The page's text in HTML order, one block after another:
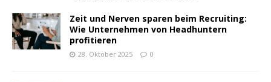
Zeit und Nerven sparen beim Recruiting:
Wie Unternehmen von Headhuntern
profitieren
28. Oktober 2025 0